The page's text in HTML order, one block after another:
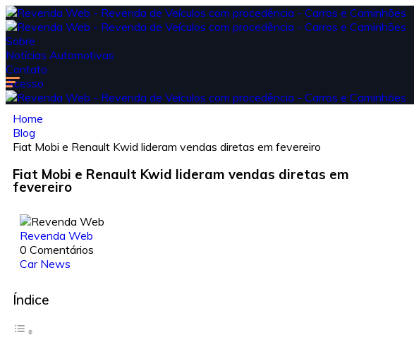
Sobre
Notícias Automotivas
Contato
Acesso
Home
Blog
Fiat Mobi e Renault Kwid lideram vendas diretas em fevereiro
Fiat Mobi e Renault Kwid lideram vendas diretas em
fevereiro
Revenda Web
0 Comentários
Car News
Índice